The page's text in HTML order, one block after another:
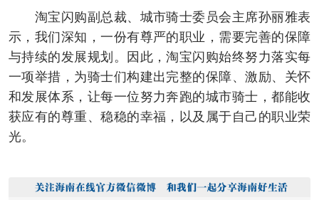
淘宝闪购副总裁、城市骑士委员会主席孙丽雅表
示，我们深知，一份有尊严的职业，需要完善的保障
与持续的发展规划。因此，淘宝闪购始终努力落实每
一项举措，为骑士们构建出完整的保障、激励、关怀
和发展体系，让每一位努力奔跑的城市骑士，都能收
获应有的尊重、稳稳的幸福，以及属于自己的职业荣
光。